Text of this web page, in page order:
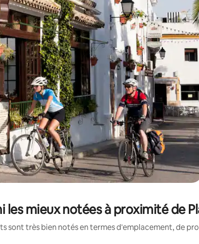
le bas pour les parcourir ou en appuyant et en faisant
les mieux notées à proximité de
sont très bien notés en termes d'emplacement, de